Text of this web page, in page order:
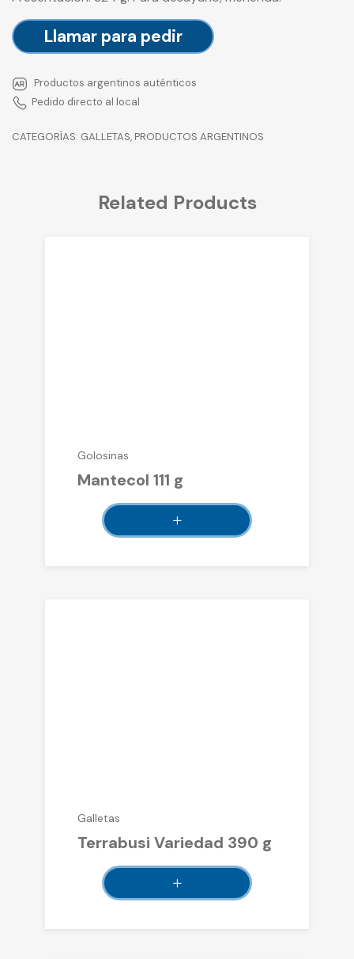
Llamar para pedir
Productos argentinos auténticos
Pedido directo al local
CATEGORÍAS: GALLETAS, PRODUCTOS ARGENTINOS
Related Products
Golosinas
Mantecol 111 g
Galletas
Terrabusi Variedad 390 g